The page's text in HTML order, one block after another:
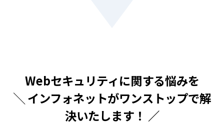
Webセキュリティに関する悩みを
╲ インフォネットがワンストップで解
決いたします！ ／